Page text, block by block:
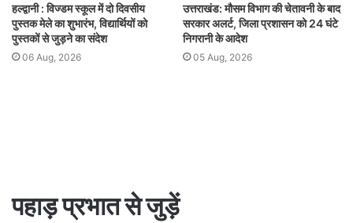
हल्द्वानी : विज्डम स्कूल में दो दिवसीय
पुस्तक मेले का शुभारंभ, विद्यार्थियों को
पुस्तकों से जुड़ने का संदेश
06 Aug, 2026
उत्तराखंड: मौसम विभाग की चेतावनी के बाद
सरकार अलर्ट, जिला प्रशासन को 24 घंटे
निगरानी के आदेश
05 Aug, 2026
पहाड़ प्रभात से जुड़ें